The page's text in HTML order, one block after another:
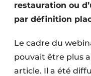
Rénovation
Sécurité incendie
Software
restauration ou
par définition
Le cadre du
pouvait être plus
article. Il a été